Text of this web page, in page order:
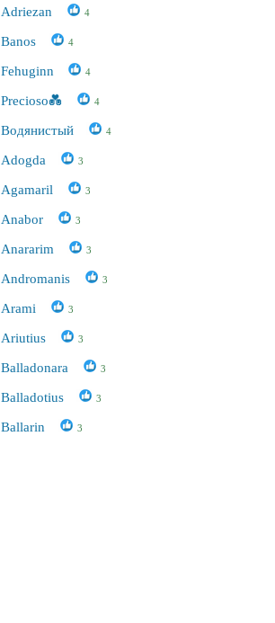
Adriezan 4
Banos 4
Fehuginn 4
Precioso💑 4
Водянистый 4
Adogda 3
Agamaril 3
Anabor 3
Anararim 3
Andromanis 3
Arami 3
Ariutius 3
Balladonara 3
Balladotius 3
Ballarin 3